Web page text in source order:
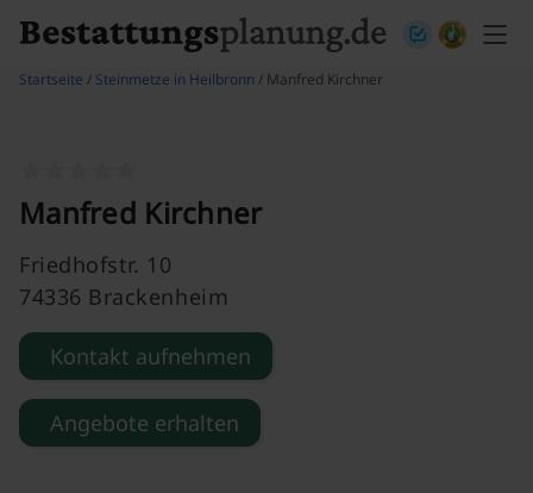
Startseite / Steinmetze in Heilbronn / Manfred Kirchner
Manfred Kirchner
Friedhofstr. 10
74336 Brackenheim
Kontakt aufnehmen
Angebote erhalten